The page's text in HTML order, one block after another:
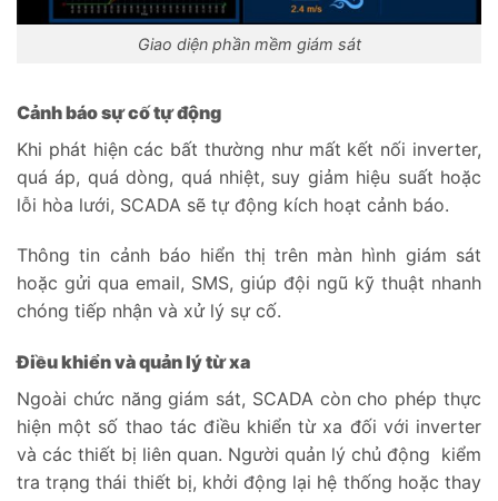
Giao diện phần mềm giám sát
Cảnh báo sự cố tự động
Khi phát hiện các bất thường như mất kết nối inverter,
quá áp, quá dòng, quá nhiệt, suy giảm hiệu suất hoặc
lỗi hòa lưới, SCADA sẽ tự động kích hoạt cảnh báo.
Thông tin cảnh báo hiển thị trên màn hình giám sát
hoặc gửi qua email, SMS, giúp đội ngũ kỹ thuật nhanh
chóng tiếp nhận và xử lý sự cố.
Điều khiển và quản lý từ xa
Ngoài chức năng giám sát, SCADA còn cho phép thực
hiện một số thao tác điều khiển từ xa đối với inverter
và các thiết bị liên quan. Người quản lý chủ động kiểm
tra trạng thái thiết bị, khởi động lại hệ thống hoặc thay